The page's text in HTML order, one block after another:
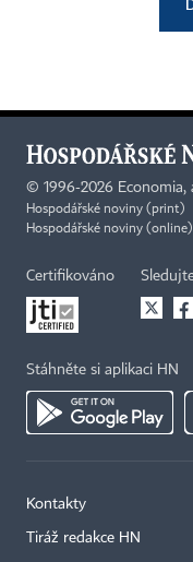
© 1996-2026 Economia,
Hospodářské noviny (print)
Hospodářské noviny
Certifikováno
Stáhněte si aplikaci HN
Kontakty
Tiráž redakce HN